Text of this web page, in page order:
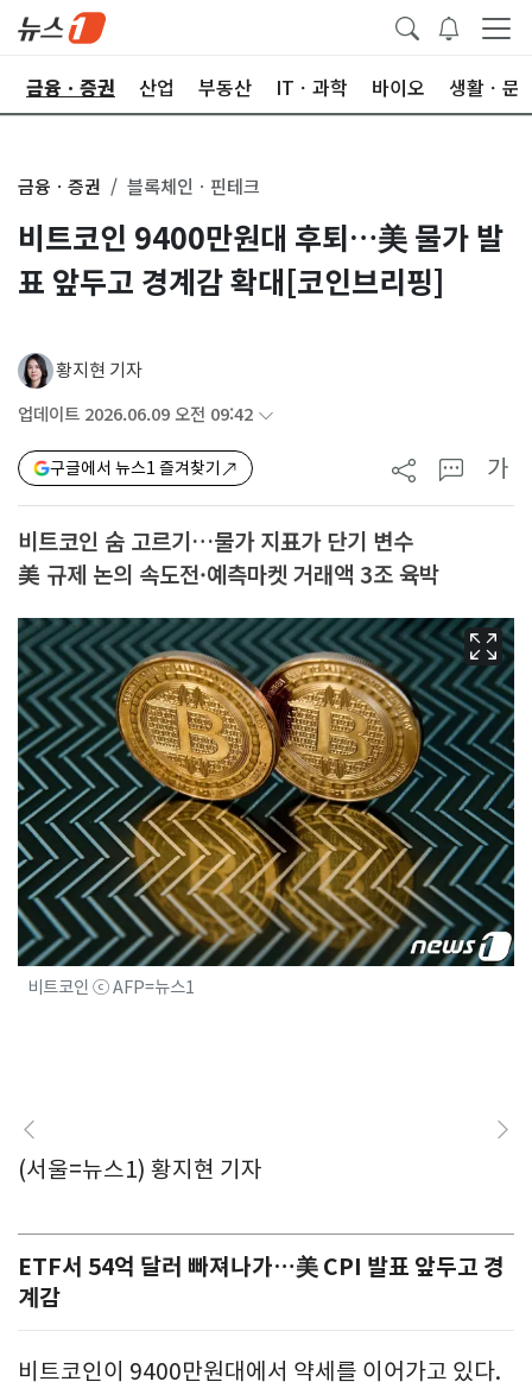
금융ㆍ증권 산업 부동산 ITㆍ과학 바이오 생활ㆍ문
금융ㆍ증권 블록체인ㆍ핀테크
비트코인 9400만원대 후퇴…美 물가 발
표 앞두고 경계감 확대[코인브리핑]
황지현 기자
업데이트 2026.06.09 오전 09:42
구글에서 뉴스1 즐겨찾기 가
비트코인 숨 고르기…물가 지표가 단기 변수
美 규제 논의 속도전·예측마켓 거래액 3조 육박
비트코인 ⓒ AFP=뉴스1
(서울=뉴스1) 황지현 기자
ETF서 54억 달러 빠져나가…美 CPI 발표 앞두고 경
계감
비트코인이 9400만원대에서 약세를 이어가고 있다.